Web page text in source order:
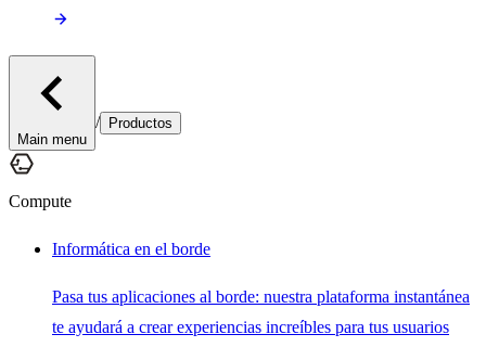
Main menu
/ Productos
Compute
Informática en el borde
Pasa tus aplicaciones al borde: nuestra plataforma instantánea
te ayudará a crear experiencias increíbles para tus usuarios